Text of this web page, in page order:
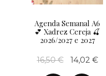
Agenda Semanal A6
💕 Xadrez Cereja 🍒
2026/2027 e 2027
16,50 € 14,02 €